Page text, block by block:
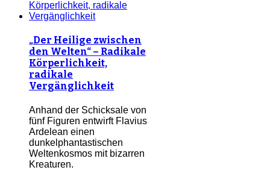
„Der Heilige zwischen
den Welten“ – Radikale
Körperlichkeit,
radikale
Vergänglichkeit
Anhand der Schicksale von
fünf Figuren entwirft Flavius
Ardelean einen
dunkelphantastischen
Weltenkosmos mit bizarren
Kreaturen.